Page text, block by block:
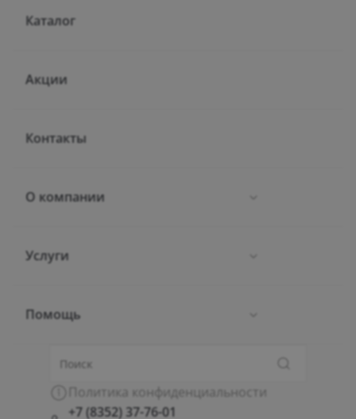
Каталог
Акции
Контакты
О компании
Новости
Отзывы
Вакансии
Услуги
Проверка паспорта
Страхование
Помощь
Как заказать товар
Политика конфиденциальности
+7 (8352) 37-76-01